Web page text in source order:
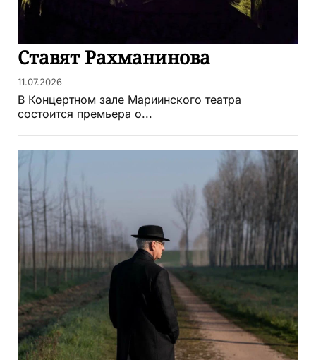
Ставят Рахманинова
11.07.2026
В Концертном зале Мариинского театра
состоится премьера о...